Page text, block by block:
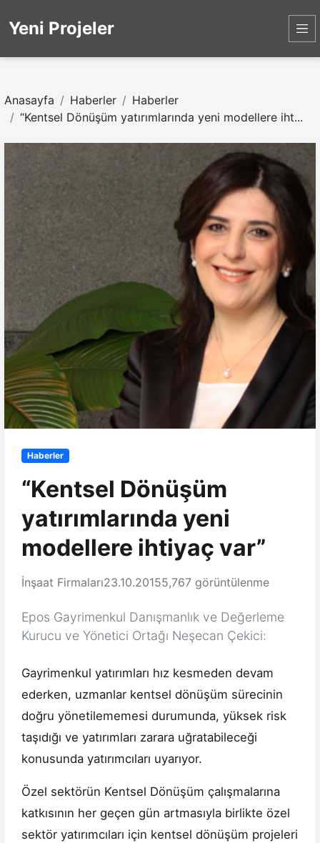
Yeni Projeler
Anasayfa Haberler
Haberler
“Kentsel Dönüşüm yatırımlarında yeni modellere iht...
Haberler
“Kentsel Dönüşüm
yatırımlarında yeni
modellere ihtiyaç var”
İnşaat Firmaları23.10.20155,767 görüntülenme
Epos Gayrimenkul Danışmanlık ve Değerleme
Kurucu ve Yönetici Ortağı Neşecan Çekici:
Gayrimenkul yatırımları hız kesmeden devam
ederken, uzmanlar kentsel dönüşüm sürecinin
doğru yönetilememesi durumunda, yüksek risk
taşıdığı ve yatırımları zarara uğratabileceği
konusunda yatırımcıları uyarıyor.
Özel sektörün Kentsel Dönüşüm çalışmalarına
katkısının her geçen gün artmasıyla birlikte özel
sektör yatırımcıları için kentsel dönüşüm projeleri